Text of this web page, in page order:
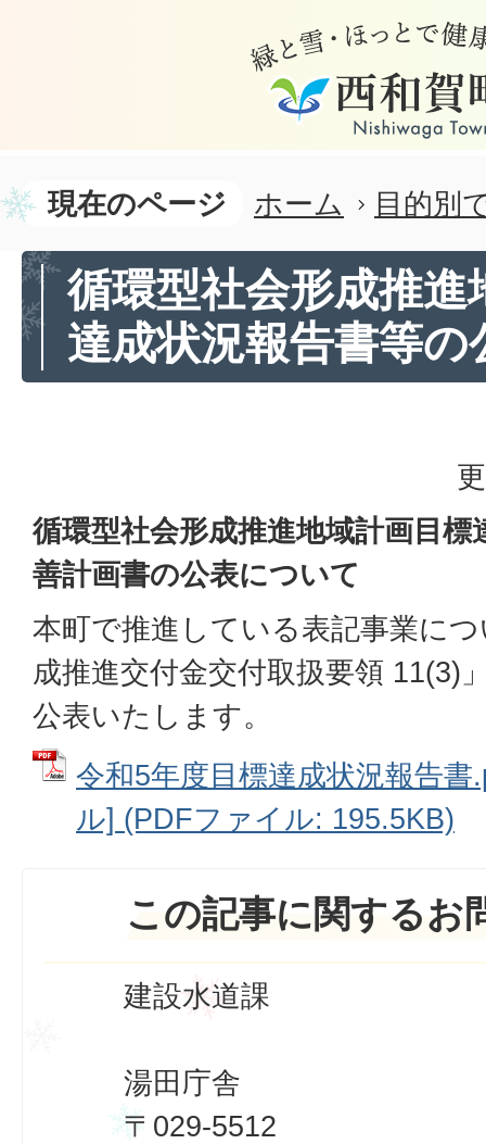
現在のページ ホーム 目的別
循環型社会形成推進
達成状況報告書等
循環型社会形成推進地域計画目標
善計画書の公表について
本町で推進している表記事業に
成推進交付金交付取扱要領 11(3)
公表いたします。
令和5年度目標達成状況報告
ル] (PDFファイル: 195.5KB)
この記事に関するお
建設水道課
湯田庁舎
〒029-5512